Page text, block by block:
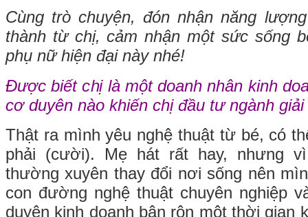
Cùng trò chuyện, đón nhận năng
thành từ chị, cảm nhận một sức sống
phụ nữ hiện đại này nhé!
Được biết chị là một doanh nhân kinh
cơ duyên nào khiến chị đầu tư ngành
Thật ra mình yêu nghệ thuật từ bé, có
phải (cười). Mẹ hát rất hay, nhưng
thường xuyên thay đổi nơi sống nên
con đường nghệ thuật chuyên nghiệp
duyên kinh doanh bận rộn một thời gian